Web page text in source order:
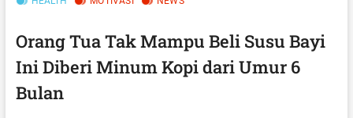
Orang Tua Tak Mampu Beli Susu Bayi
Ini Diberi Minum Kopi dari Umur 6
Bulan